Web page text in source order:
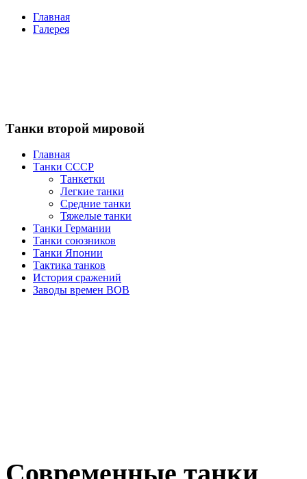
Главная
Галерея
Танки второй мировой
Главная
Танки СССР
Танкетки
Легкие танки
Средние танки
Тяжелые танки
Танки Германии
Танки союзников
Танки Японии
Тактика танков
История сражений
Заводы времен ВОВ